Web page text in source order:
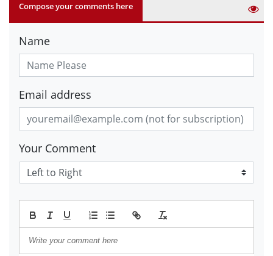
Compose your comments here
Name
Email address
Your Comment